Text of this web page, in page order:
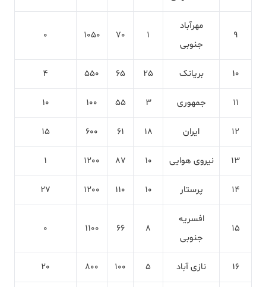
9
مهرآباد
جنوبی
1
70
1050
0
10 بریانک 25
65
550
4
11 جمهوری 3
55
100
10
12 ایران 18
61
600
15
13 نیروی هوایی 10
87
1200
1
14 پرستار 10
110
1200
27
15
افسریه
جنوبی
8
66
1100
0
16 نازی آباد 5
100
800
20